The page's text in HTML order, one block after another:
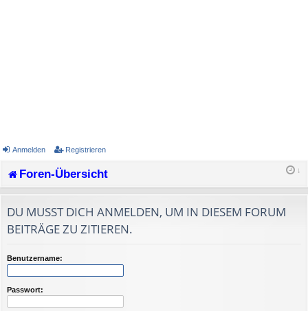
Anmelden Registrieren
Foren-Übersicht
DU MUSST DICH ANMELDEN, UM IN DIESEM FORUM
BEITRÄGE ZU ZITIEREN.
Benutzername:
Passwort: